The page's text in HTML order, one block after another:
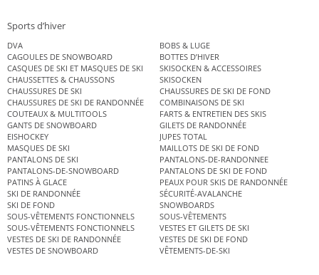
Sports d’hiver
DVA
BOBS & LUGE
CAGOULES DE SNOWBOARD
BOTTES D’HIVER
CASQUES DE SKI ET MASQUES DE SKI
SKISOCKEN & ACCESSOIRES
CHAUSSETTES & CHAUSSONS
SKISOCKEN
CHAUSSURES DE SKI
CHAUSSURES DE SKI DE FOND
CHAUSSURES DE SKI DE RANDONNÉE
COMBINAISONS DE SKI
COUTEAUX & MULTITOOLS
FARTS & ENTRETIEN DES SKIS
GANTS DE SNOWBOARD
GILETS DE RANDONNÉE
EISHOCKEY
JUPES TOTAL
MASQUES DE SKI
MAILLOTS DE SKI DE FOND
PANTALONS DE SKI
PANTALONS-DE-RANDONNEE
PANTALONS-DE-SNOWBOARD
PANTALONS DE SKI DE FOND
PATINS À GLACE
PEAUX POUR SKIS DE RANDONNÉE
SKI DE RANDONNÉE
SÉCURITÉ-AVALANCHE
SKI DE FOND
SNOWBOARDS
SOUS-VÊTEMENTS FONCTIONNELS
SOUS-VÊTEMENTS
SOUS-VÊTEMENTS FONCTIONNELS
VESTES ET GILETS DE SKI
VESTES DE SKI DE RANDONNÉE
VESTES DE SKI DE FOND
VESTES DE SNOWBOARD
VÊTEMENTS-DE-SKI